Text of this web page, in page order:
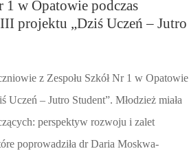
1 w Opatowie podczas
projektu „Dziś Uczeń – Jutro
z Zespołu Szkół Nr 1 w Opatowie
– Jutro Student”. Młodzież miała
perspektyw rozwoju i zalet
poprowadziła dr Daria Moskwa-